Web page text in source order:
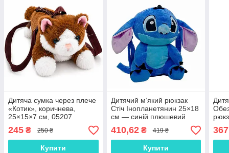
Дитяча сумка через плече
«Котик», коричнева,
25×15×7 см, 05207
245 ₴ 250 ₴
Купити
Дитячий м’який рюкзак
Стіч Інопланетянин 25×18
см — синій плюшевий
рюкзачок для хлопчика і
дівчинки
410,62₴ 419 ₴
Купити